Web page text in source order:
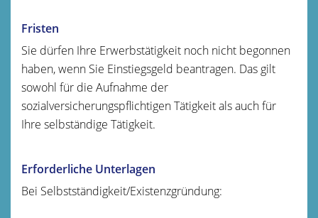
Fristen
Sie dürfen Ihre Erwerbstätigkeit noch nicht begonnen
haben, wenn Sie Einstiegsgeld beantragen. Das gilt
sowohl für die Aufnahme der
sozialversicherungspflichtigen Tätigkeit als auch für
Ihre selbständige Tätigkeit.
Erforderliche Unterlagen
Bei Selbstständigkeit/Existenzgründung: